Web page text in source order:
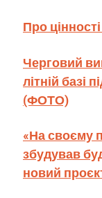
Про
Черговий
літній базі
(ФОТО)
«На своєму
збудував
новий